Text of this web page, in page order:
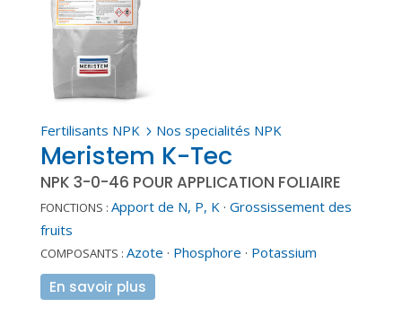
Fertilisants NPK5 Nos specialités NPK
Meristem K-Tec
NPK 3-0-46 POUR APPLICATION FOLIAIRE
FONCTIONS : Apport de N, P, K· Grossissement des
fruits
COMPOSANTS : Azote · Phosphore · Potassium
En savoir plus